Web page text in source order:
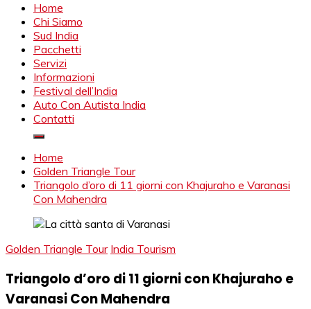
Autista in India, Viaggi Su Misura in India, India Viaggio,Viaggio
in Nord India, Viaggio in Sud India Viaggio in Nord, Viaggio in
Sud, Noleggio di auto con conducente in India, Viaggi India,
viaggio in india con guida, india tragitti, agenzia viaggi in india,
agenzia viaggi in nord india, agenzia viaggi in
Rajasthan,agenzia specialista viaggio india, Noleggio
macchina Rajasthan, Viaggio alle Inde, Palace on wheels,
Agenzia and Viaggio India and Italia and India, Agenzia
Viaggio sull India, Agenzia Specialista Viaggio India, Viaggio
Agenzia India, Rajasthan Viaggio, Tour Operator Italiano in
Home
Chi Siamo
Sud India
Pacchetti
Servizi
Informazioni
Festival dell’India
Auto Con Autista India
Contatti
Home
Golden Triangle Tour
Triangolo d’oro di 11 giorni con Khajuraho e Varanasi
Con Mahendra
Golden Triangle Tour India Tourism
Triangolo d’oro di 11 giorni con Khajuraho e
Varanasi Con Mahendra